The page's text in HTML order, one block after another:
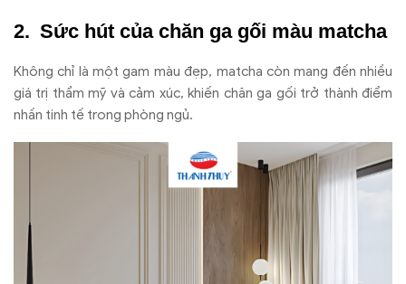
Sức hút của chăn ga gối màu matcha
Không chỉ là một gam màu đẹp, matcha còn mang đến nhiều
giá trị thẩm mỹ và cảm xúc, khiến chăn ga gối trở thành điểm
nhấn tinh tế trong phòng ngủ.